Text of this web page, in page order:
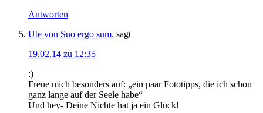
Antworten
Ute von Suo ergo sum. sagt
19.02.14 zu 12:35
:)
Freue mich besonders auf: „ein paar Fototipps, die ich schon
ganz lange auf der Seele habe“
Und hey- Deine Nichte hat ja ein Glück!